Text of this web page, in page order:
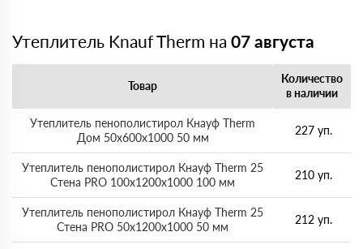
Утеплитель Knauf Therm на 07 августа
Товар
Количество
в наличии
Утеплитель пенополистирол Кнауф Therm
Дом 50х600х1000 50 мм
227 уп.
Утеплитель пенополистирол Кнауф Therm 25
Стена PRO 100х1200х1000 100 мм
210 уп.
Утеплитель пенополистирол Кнауф Therm 25
Стена PRO 50х1200х1000 50 мм
212 уп.